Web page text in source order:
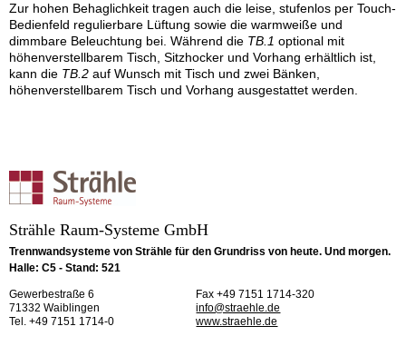
Zur hohen Behaglichkeit tragen auch die leise, stufenlos per Touch-
Bedienfeld regulierbare Lüftung sowie die warmweiße und
dimmbare Beleuchtung bei. Während die TB.1 optional mit
höhenverstellbarem Tisch, Sitzhocker und Vorhang erhältlich ist,
kann die TB.2 auf Wunsch mit Tisch und zwei Bänken,
höhenverstellbarem Tisch und Vorhang ausgestattet werden.
Strähle Raum-Systeme GmbH
Trennwandsysteme von Strähle für den Grundriss von heute. Und morgen.
Halle: C5 - Stand: 521
Gewerbestraße 6
71332 Waiblingen
Tel. +49 7151 1714-0
Fax +49 7151 1714-320
info@straehle.de
www.straehle.de